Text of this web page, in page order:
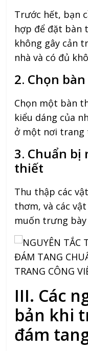
Trước hết, bạn
hợp để đặt bàn
không gây cản
nhà và có đủ
2. Chọn
Chọn một bàn
kiểu dáng của
ở một nơi trang
3. Chuẩn bị
thiết
Thu thập các
thơm, và các
muốn trưng
III. Các
bản khi
đám